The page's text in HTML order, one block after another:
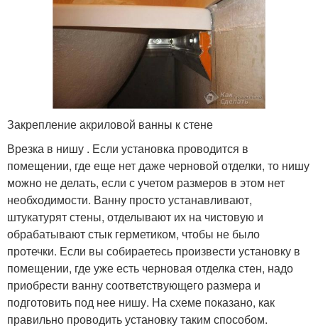
Закрепление акриловой ванны к стене
Врезка в нишу . Если установка проводится в
помещении, где еще нет даже черновой отделки, то нишу
можно не делать, если с учетом размеров в этом нет
необходимости. Ванну просто устанавливают,
штукатурят стены, отделывают их на чистовую и
обрабатывают стык герметиком, чтобы не было
протечки. Если вы собираетесь произвести установку в
помещении, где уже есть черновая отделка стен, надо
приобрести ванну соответствующего размера и
подготовить под нее нишу. На схеме показано, как
правильно проводить установку таким способом.